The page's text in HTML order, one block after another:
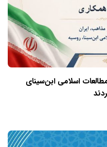
اسلامی ابن‌سینای